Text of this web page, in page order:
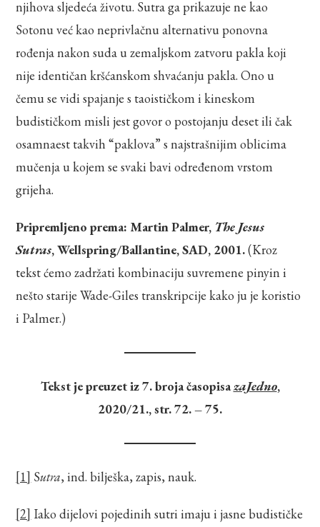
njihova sljedeća životu. Sutra ga prikazuje ne kao
Sotonu već kao neprivlačnu alternativu ponovna
rođenja nakon suda u zemaljskom zatvoru pakla koji
nije identičan kršćanskom shvaćanju pakla. Ono u
čemu se vidi spajanje s taoističkom i kineskom
budističkom misli jest govor o postojanju deset ili čak
osamnaest takvih “paklova” s najstrašnijim oblicima
mučenja u kojem se svaki bavi određenom vrstom
grijeha.
Pripremljeno prema: Martin Palmer, The Jesus
Sutras, Wellspring/Ballantine, SAD, 2001.(Kroz
tekst ćemo zadržati kombinaciju suvremene pinyin i
nešto starije Wade-Giles transkripcije kako ju je koristio
i Palmer.)
Tekst je preuzet iz 7. broja časopisazaJedno,
2020/21., str. 72. – 75.
[1] Sutra, ind. bilješka, zapis, nauk.
[2] Iako dijelovi pojedinih sutri imaju i jasne budističke